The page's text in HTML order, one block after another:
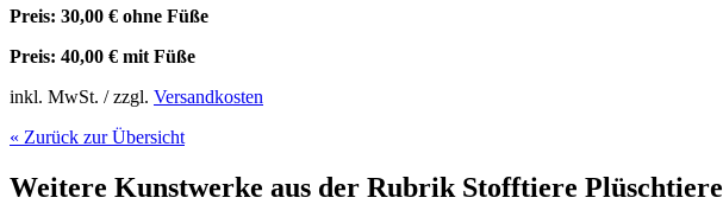
Preis: 30,00 € ohne Füße
Preis: 40,00 € mit Füße
inkl. MwSt. / zzgl. Versandkosten
« Zurück zur Übersicht
Weitere Kunstwerke aus der Rubrik Stofftiere Plüschtiere